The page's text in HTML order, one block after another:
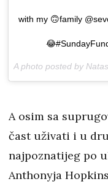
with my 🙃family
A photo posted by
A osim sa
čast uživati i u
najpoznatijeg po
Anthonyja